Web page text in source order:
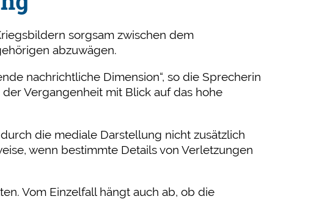
sorgsam zwischen dem
abzuwägen.
nachrichtliche Dimension“, so die Sprecherin
Vergangenheit mit Blick auf das hohe
die mediale Darstellung nicht zusätzlich
wenn bestimmte Details von Verletzungen
Vom Einzelfall hängt auch ab, ob die